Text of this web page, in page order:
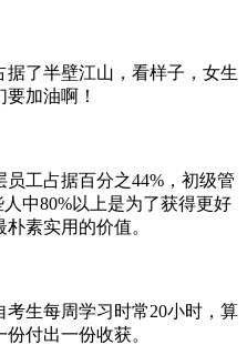
据了半壁江山，看样子，女生
加油啊！
工占据百分之44%，初级管
中80%以上是为了获得更好
素实用的价值。
生每周学习时常20小时，算
付出一份收获。